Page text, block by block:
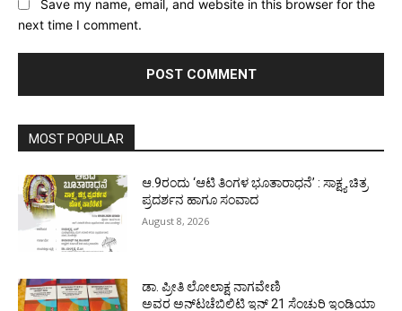
Save my name, email, and website in this browser for the
next time I comment.
MOST POPULAR
ಆ.9ರಂದು ‘ಆಟಿ ತಿಂಗಳ ಭೂತಾರಾಧನೆ’ : ಸಾಕ್ಷ್ಯ ಚಿತ್ರ
ಪ್ರದರ್ಶನ ಹಾಗೂ ಸಂವಾದ
August 8, 2026
ಡಾ. ಪ್ರೀತಿ ಲೋಲಾಕ್ಷ ನಾಗವೇಣಿ
ಅವರ ಅನ್‌ಟಚೆಬಿಲಿಟಿ ಇನ್ 21 ಸೆಂಚುರಿ ಇಂಡಿಯಾ